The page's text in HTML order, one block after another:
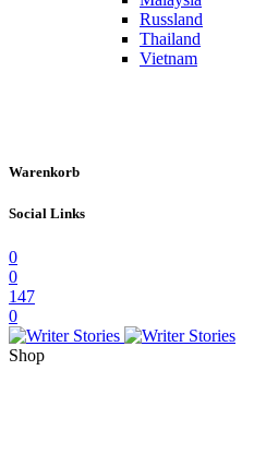
Russland
Thailand
Vietnam
Warenkorb
Social Links
0
0
147
0
Shop